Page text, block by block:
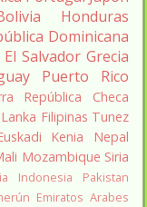
Honduras
Dominicana
El Salvador Grecia
Puerto Rico
República Checa
Filipinas Tunez
Kenia
Nepal
Mozambique Siria
Indonesia
Pakistan
Emiratos Arabes